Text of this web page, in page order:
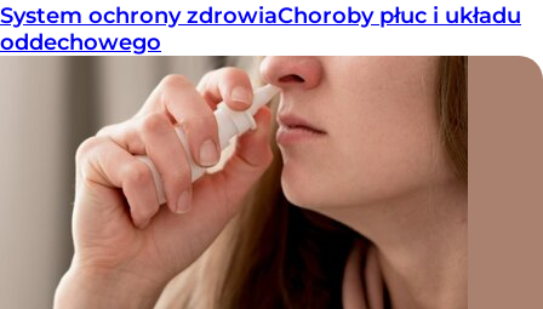
System ochrony zdrowiaChoroby płuc i układu
oddechowego